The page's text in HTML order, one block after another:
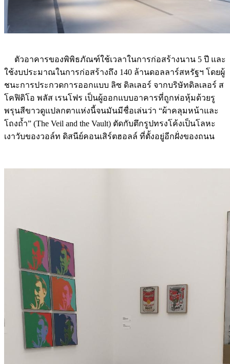
ใช้งบประมาณในการก่อสร้างถึง 140 ล้านดอลลาร์สหรัฐฯ โดยผู้
ชนะการประกวดการออกแบบ ลิซ ดิลเลอร์ จากบริษัทดิลเลอร์ ส
โคฟิดิโอ พลัส เรนโฟร เป็นผู้ออกแบบอาคารที่ถูกห่อหุ้มด้วยรู
พรุนสีขาวดูแปลกตาแห่งนี้จนมันมีชื่อเล่นว่า “ผ้าคลุมหน้าและ
โถงถ้ำ” (The Veil and the Vault) ตัดกับตึกรูปทรงโค้งเป็นโลหะ
เงาวับของวอล์ท ดิสนีย์คอนเสิร์ตฮอลล์ ที่ตั้งอยู่อีกฝั่งของถนน